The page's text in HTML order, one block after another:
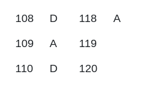
108 D 118 A
109 A 119
110 D 120